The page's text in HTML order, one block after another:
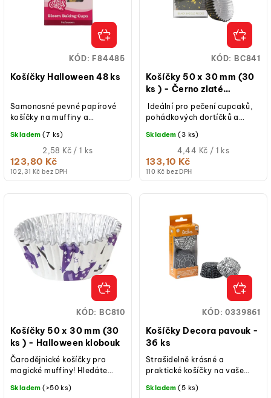
d
k
t
ů
Košíčky Halloween 48 ks
102,31 Kč bez DPH
123,80 Kč
Měrná
cena:
2,58 Kč / 1 ks
Skladem (7 ks)
Samonosné pevné papírové
košíčky na muffiny a
průměr cca 5 cm, výška 3,2
cm, balení 48 ks,...
KÓD: F84485
Košíčky 50 x 30 mm (30
ks ) - Černo zlaté
třpytivé flíčky
110 Kč bez DPH
133,10 Kč
Měrná
cena:
4,44 Kč / 1 ks
Skladem (3 ks)
Ideální pro pečení cupcaků,
pohádkových dortíčků a
nepromastitelným povrchem
a moderním...
KÓD: BC841
Košíčky 50 x 30 mm (30
ks ) - Halloween klobouk
Skladem (>50 ks)
Čarodějnické košíčky pro
magické muffiny! Hledáte
halloweenským dobrotám tu
KÓD: BC810
Košíčky Decora pavouk -
36 ks
Skladem (5 ks)
Strašidelně krásné a
praktické košíčky na vaše
Decora pavouk jsou
KÓD:0339861